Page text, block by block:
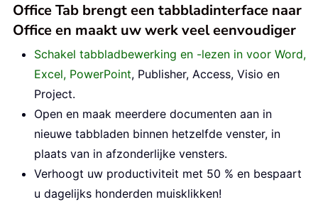
Office Tab brengt een tabbladinterface naar
Office en maakt uw werk veel eenvoudiger
Schakel tabbladbewerking en -lezen in voor Word,
Excel, PowerPoint, Publisher, Access, Visio en
Project.
Open en maak meerdere documenten aan in
nieuwe tabbladen binnen hetzelfde venster, in
plaats van in afzonderlijke vensters.
Verhoogt uw productiviteit met 50 % en bespaart
u dagelijks honderden muisklikken!